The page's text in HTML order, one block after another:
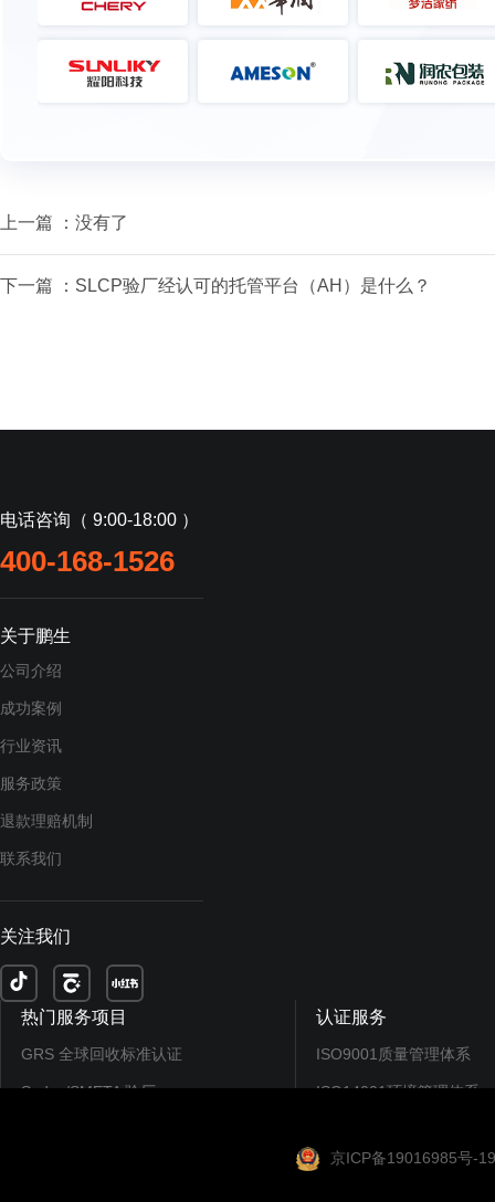
上一篇 ：没有了
下一篇 ： SLCP验厂经认可的托管平台（AH）是什么？
电话咨询（ 9:00-18:00 ）
400-168-1526
关于鹏生
公司介绍
成功案例
行业资讯
服务政策
退款理赔机制
联系我们
关注我们
热门服务项目
GRS 全球回收标准认证
Sedex/SMETA 验厂
认证服务
ISO9001质量管理体系
ISO14001环境管理体系
SEDEX/SMETA验厂
京ICP备19016985号-19